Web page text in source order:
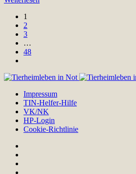
1
2
3
…
48
Impressum
TIN-Helfer-Hilfe
VK/NK
HP-Login
Cookie-Richtlinie